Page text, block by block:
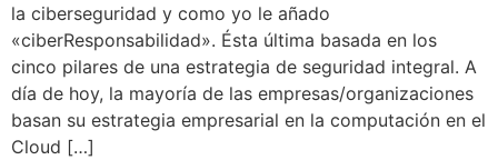
la ciberseguridad y como yo le añado
«ciberResponsabilidad». Ésta última basada en los
cinco pilares de una estrategia de seguridad integral. A
día de hoy, la mayoría de las empresas/organizaciones
basan su estrategia empresarial en la computación en el
Cloud […]